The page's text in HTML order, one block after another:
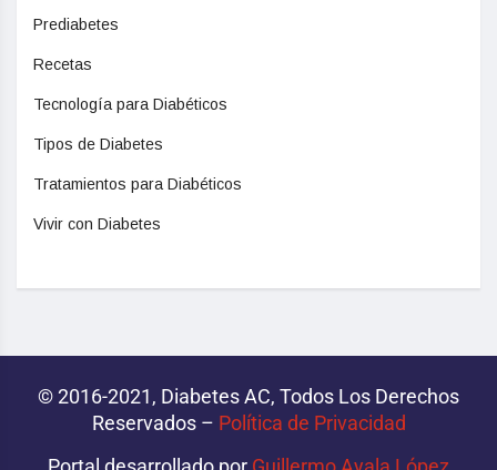
Prediabetes
Recetas
Tecnología para Diabéticos
Tipos de Diabetes
Tratamientos para Diabéticos
Vivir con Diabetes
© 2016-2021, Diabetes AC, Todos Los Derechos
Reservados – Política de Privacidad‌­